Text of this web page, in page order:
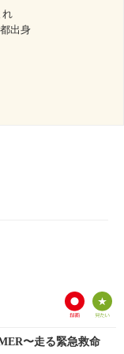
れ
出身
〜走る緊急救命